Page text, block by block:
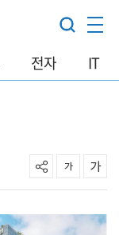
전자 IT